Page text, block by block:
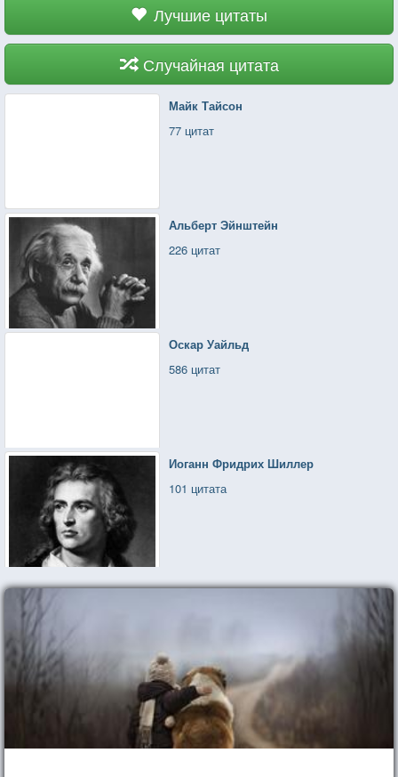
Лучшие цитаты
Случайная цитата
Майк Тайсон
77 цитат
Альберт Эйнштейн
226 цитат
Оскар Уайльд
586 цитат
Иоганн Фридрих Шиллер
101 цитата